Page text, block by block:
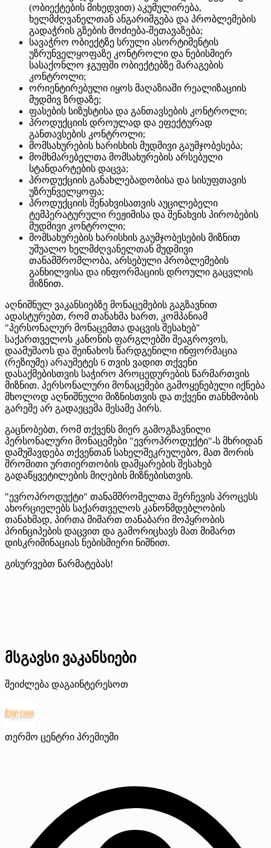
(ობიექტების მიხედვით) აკუმულირება,
ხელმძღვანელთან ანგარიშგება და პრობლემების
გადაჭრის გზების მოძიება-შეთავაზება;
სავაჭრო ობიექტზე სრული ასორტიმენტის
უზრუნველყოფაზე კონტროლი და ნებისმიერ
სასაქონლო ჯგუფში ობიექტებზე მარაგების
კონტროლი;
ორიენტირებული იყოს მაღაზიაში რეალიზაციის
მუდმივ ზრდაზე;
ფასების სიზუსტისა და განთავსების კონტროლი;
პროდუქციის დროულად და ეფექტურად
განთავსების კონტროლი;
მომსახურების ხარისხის მუდმივი გაუმჯობესება;
მომხმარებელთა მომსახურების არსებული
სტანდარტების დაცვა;
პროდუქციის განახლებადობისა და სისუფთავის
უზრუნველყოფა;
პროდუქციის შენახვისათვის აუცილებელი
ტემპერატურული რეჟიმისა და შენახვის პირობების
მუდმივი კონტროლი;
მომსახურების ხარისხის გაუმჯობესების მიზნით
უშუალო ხელმძღვანელთან მუდმივი
თანამშრომლობა, არსებული პრობლემების
განხილვისა და ინფორმაციის დროული გაცვლის
მიზნით.
აღნიშნულ ვაკანსიებზე მონაცემების გაგზავნით
ადასტურებთ, რომ თანახმა ხართ, კომპანიამ
"პერსონალურ მონაცემთა დაცვის შესახებ"
საქართველოს კანონის ფარგლებში შეაგროვოს,
დაამუშაოს და შეინახოს წარდგენილი ინფორმაცია
(რეზიუმე) არაუმეტეს 6 თვის ვადით თქვენი
დასაქმებისთვის საჭირო პროცედურების წარმართვის
მიზნით. პერსონალური მონაცემები გამოყენებული იქნება
მხოლოდ აღნიშნული მიზნისთვის და თქვენი თანხმობის
გარეშე არ გადაეცემა მესამე პირს.
გაცნობებთ, რომ თქვენს მიერ გამოგზავნილი
პერსონალური მონაცემები "ევროპროდუქტი"-ს მხრიდან
დამუშავდება თქვენთან სახელშეკრულებო, მათ შორის
შრომითი ურთიერთობის დამყარების შესახებ
გადაწყვეტილების მიღების მიზნებისთვის.
"ევროპროდუქტი" თანამშრომელთა შერჩევის პროცესს
ახორციელებს საქართველოს კანონმდებლობის
თანახმად, პირთა მიმართ თანაბარი მოპყრობის
პრინციპების დაცვით და გამორიცხავს მათ მიმართ
დისკრიმინაციას ნებისმიერი ნიშნით.
გისურვებთ წარმატებას!
მსგავსი ვაკანსიები
შეიძლება დაგაინტერესოთ
თერმო ცენტრი პრემიუმი